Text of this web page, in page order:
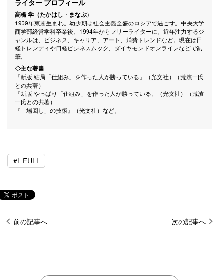
ライター プロフィール
高橋 学（たかはし・まなぶ）
1969年東京生まれ。幼少期は社会主義全盛のロシアで過ごす。中央大学
商学部経営学科卒業後、1994年からフリーライターに。近年注力するジ
ャンルは、ビジネス、キャリア、アート、消費トレンドなど。現在は日
経トレンディや日経ビジネスムック、ダイヤモンドオンラインなどで執
筆。
◇主な著書
『新版 結局「仕組み」を作った人が勝っている』（光文社）（荒濱一氏
との共著）
『新版 やっぱり「仕組み」を作った人が勝っている』（光文社）（荒濱
一氏との共著）
『「場回し」の技術』（光文社）など。
#LIFULL
前の記事へ 次の記事へ